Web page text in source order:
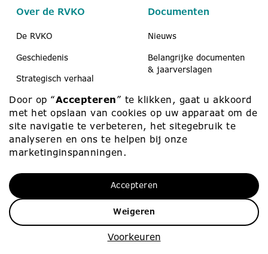
Over de RVKO
De RVKO
Geschiedenis
Strategisch verhaal
Scholen & peuteropvang
Contact
Documenten
Nieuws
Belangrijke documenten
& jaarverslagen
Medezeggenschap
010 – 453 75 00
info@rvko.nl
Adresgegevens
Door op “Accepteren” te klikken, gaat u akkoord
met het opslaan van cookies op uw apparaat om de
site navigatie te verbeteren, het sitegebruik te
analyseren en ons te helpen bij onze
marketinginspanningen.
Voorkeuren
Weigeren
Accepteren